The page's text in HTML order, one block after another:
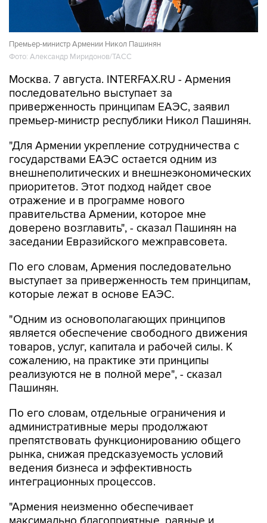
Премьер-министр Армении Никол Пашинян
Фото: Александр Миридонов/ТАСС
Москва. 7 августа. INTERFAX.RU - Армения
последовательно выступает за
приверженность принципам ЕАЭС, заявил
премьер-министр республики Никол Пашинян.
"Для Армении укрепление сотрудничества с
государствами ЕАЭС остается одним из
внешнеполитических и внешнеэкономических
приоритетов. Этот подход найдет свое
отражение и в программе нового
правительства Армении, которое мне
доверено возглавить", - сказал Пашинян на
заседании Евразийского межправсовета.
По его словам, Армения последовательно
выступает за приверженность тем принципам,
которые лежат в основе ЕАЭС.
"Одним из основополагающих принципов
является обеспечение свободного движения
товаров, услуг, капитала и рабочей силы. К
сожалению, на практике эти принципы
реализуются не в полной мере", - сказал
Пашинян.
По его словам, отдельные ограничения и
административные меры продолжают
препятствовать функционированию общего
рынка, снижая предсказуемость условий
ведения бизнеса и эффективность
интеграционных процессов.
"Армения неизменно обеспечивает